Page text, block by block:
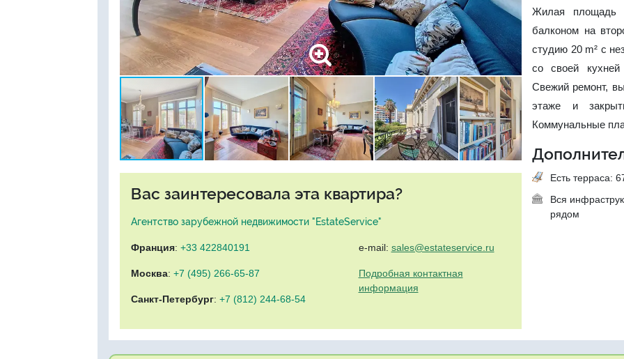
Вас заинтересовала эта квартира?
Агентство зарубежной недвижимости "EstateService"
Франция: +33 422840191
Москва: +7 (495) 266-65-87
Санкт-Петербург: +7 (812) 244-68-54
e-mail: sales@estateservice.ru
Подробная контактная
информация
Жилая площадь
балконом на
студию 20 m² с
со своей
Свежий ремонт,
этаже и
Коммунальные
Есть терраса:
Вся
рядом